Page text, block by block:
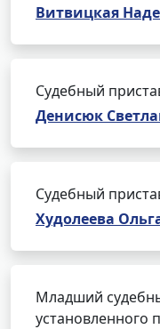
Витвицкая
Судебный
Денисюк
Судебный
Худолеева
Младший
установленного